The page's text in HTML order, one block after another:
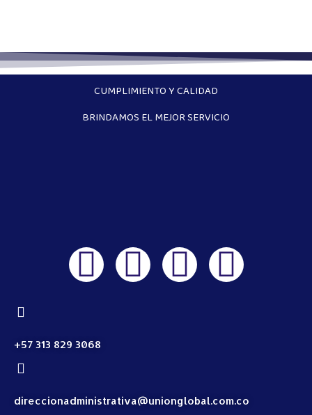
CUMPLIMIENTO Y CALIDAD
BRINDAMOS EL MEJOR SERVICIO
+57 313 829 3068
direccionadministrativa@unionglobal.com.co